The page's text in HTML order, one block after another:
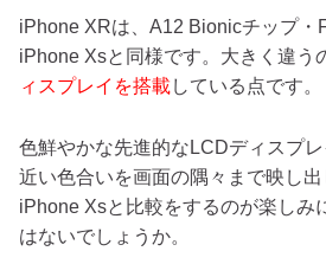
iPhone XRは、A12 Bionicチップ・
iPhone Xsと同様です。大きく違う
ィスプレイを搭載している点です。
色鮮やかな先進的なLCDディスプ
近い色合いを画面の隅々まで映し出
iPhone Xsと比較をするのが楽しみ
はないでしょうか。